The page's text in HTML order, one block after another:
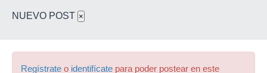
NUEVO POST ×
Regístrate o identifícate para poder postear en este